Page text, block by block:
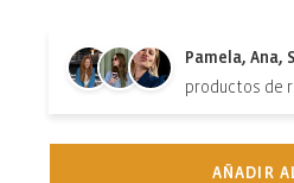
Pamela, Ana,
productos de
AÑADIR